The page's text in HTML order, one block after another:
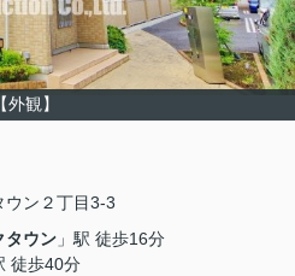
【外観】
ウン２丁目3-3
タウン 」駅 徒歩16分
徒歩40分